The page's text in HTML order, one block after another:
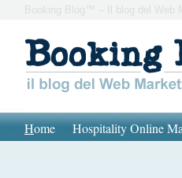
Booking Blog™ – Il blog del Web
Home Hospitality Online